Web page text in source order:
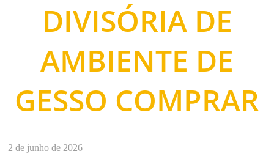
DIVISÓRIA DE
AMBIENTE DE
GESSO COMPRAR
2 de junho de 2026